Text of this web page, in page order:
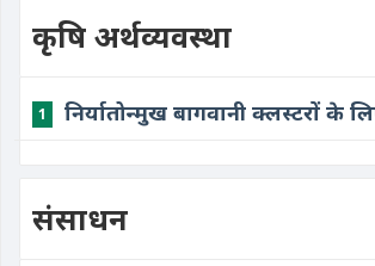
कृषि अर्थव्यवस्था
1 निर्यातोन्मुख बागवानी क्लस्टरों के
संसाधन